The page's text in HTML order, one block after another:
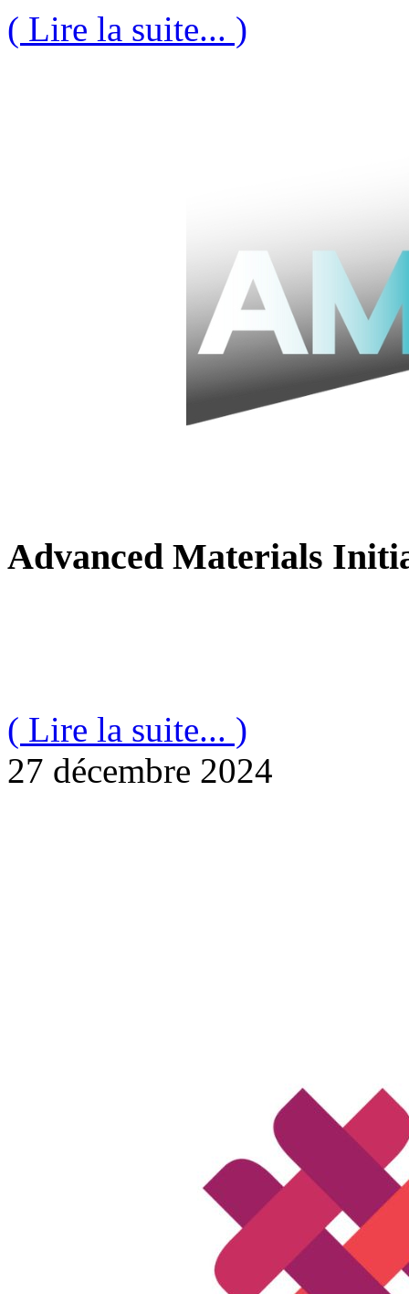
( Lire la suite... )
Advanced Materials
( Lire la suite... )
27 décembre 2024